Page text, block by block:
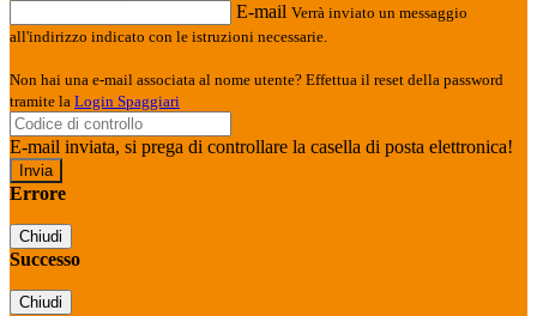
E-mail Verrà inviato un messaggio
all'indirizzo indicato con le istruzioni necessarie.
Non hai una e-mail associata al nome utente? Effettua il reset della password
tramite la Login Spaggiari
E-mail inviata, si prega di controllare la casella di posta elettronica!
Errore
Chiudi
Successo
Chiudi